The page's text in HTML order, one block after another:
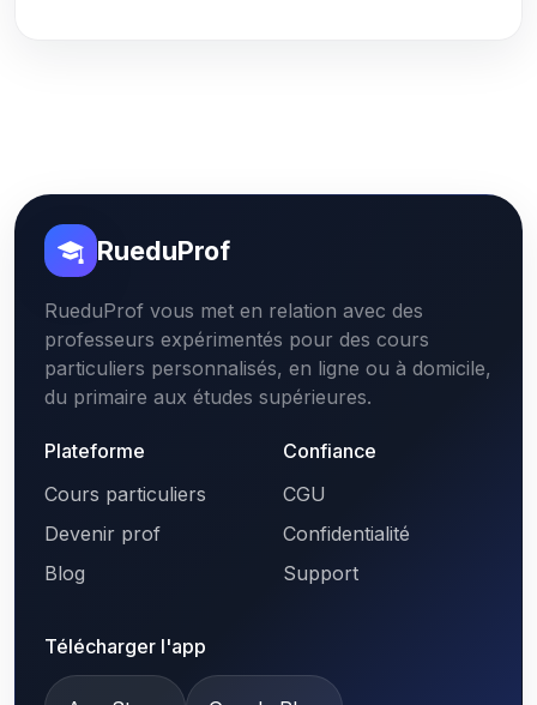
RueduProf
RueduProf vous met en relation avec des
professeurs expérimentés pour des cours
particuliers personnalisés, en ligne ou à domicile,
du primaire aux études supérieures.
Plateforme
Cours particuliers
Devenir prof
Blog
Confiance
CGU
Confidentialité
Support
Télécharger l'app